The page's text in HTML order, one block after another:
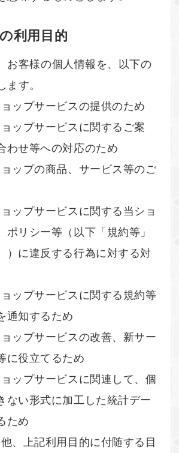
利用目的
お客様の個人情報を、以下の
す。
ョップサービスの提供のため
ョップサービスに関するご案
わせ等への対応のため
ョップの商品、サービス等のご
ョップサービスに関する当ショ
ポリシー等（以下「規約等」
）に違反する行為に対する対
ョップサービスに関する規約等
通知するため
ョップサービスの改善、新サー
に役立てるため
ョップサービスに関連して、個
ない形式に加工した統計デー
ため
他、上記利用目的に付随する目